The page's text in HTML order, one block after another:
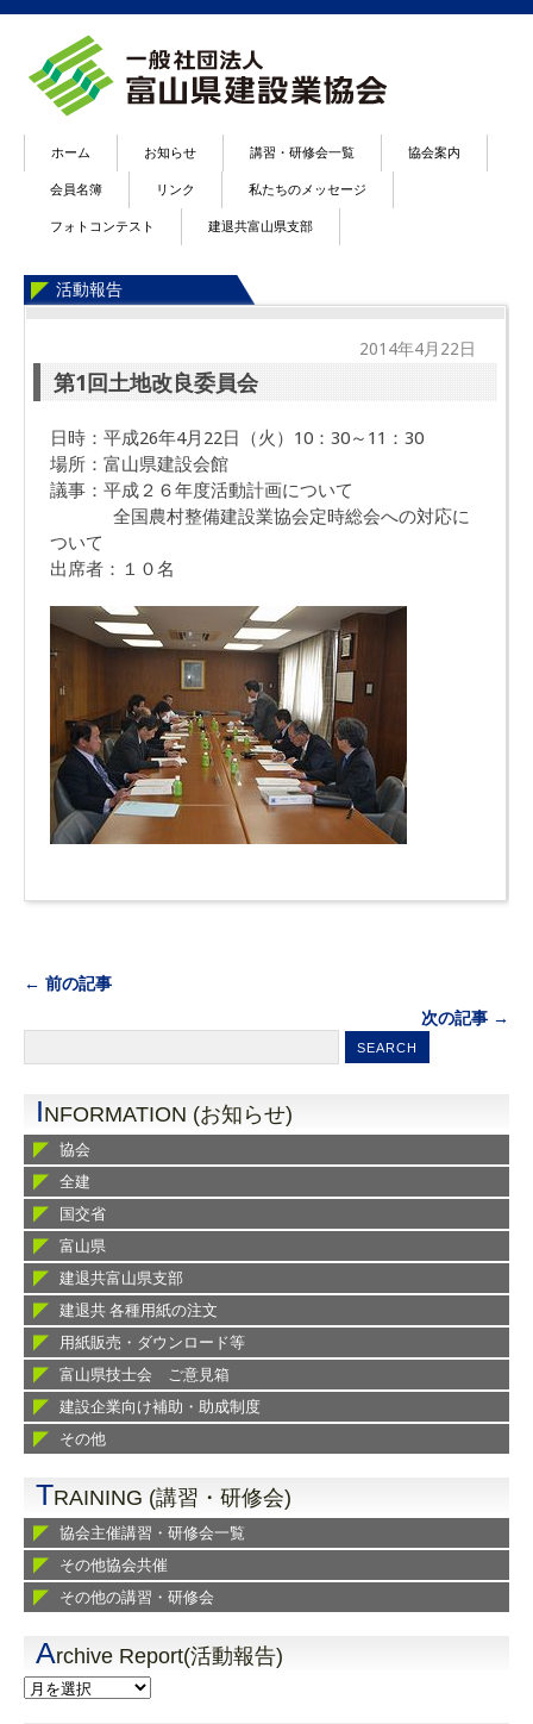
ホーム お知らせ 講習・研修会一覧 協会案内
会員名簿 リンク 私たちのメッセージ
フォトコンテスト 建退共富山県支部
活動報告
2014年4月22日
第1回土地改良委員会
日時：平成26年4月22日（火）10：30～11：30
場所：富山県建設会館
議事：平成２６年度活動計画について
全国農村整備建設業協会定時総会への対応に
ついて
出席者：１０名
← 前の記事
次の記事 →
INFORMATION (お知らせ)
協会
全建
国交省
富山県
建退共富山県支部
建退共 各種用紙の注文
用紙販売・ダウンロード等
富山県技士会 ご意見箱
建設企業向け補助・助成制度
その他
TRAINING (講習・研修会)
協会主催講習・研修会一覧
その他協会共催
その他の講習・研修会
Archive Report(活動報告)